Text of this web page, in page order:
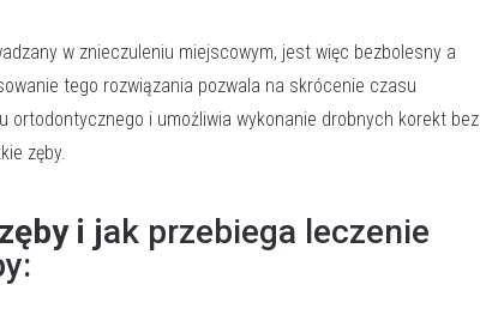
w znieczuleniu miejscowym, jest więc bezbolesny a
tego rozwiązania pozwala na skrócenie czasu
ortodontycznego i umożliwia wykonanie drobnych korekt bez
zęby.
i jak przebiega leczenie